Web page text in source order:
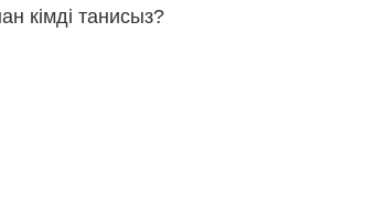
кімді танисыз?